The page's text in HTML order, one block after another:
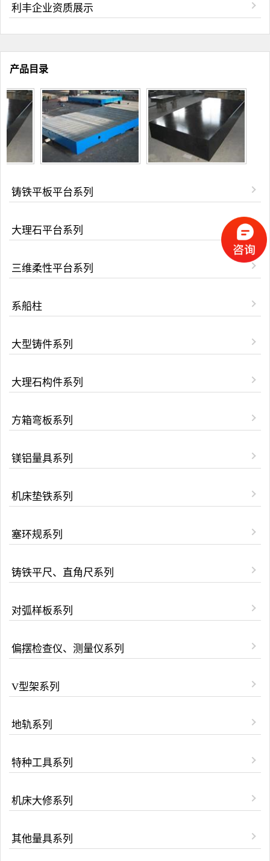
利丰企业资质展示
产品目录
铸铁平板平台系列
大理石平台系列
三维柔性平台系列
系船柱
大型铸件系列
大理石构件系列
方箱弯板系列
镁铝量具系列
机床垫铁系列
塞环规系列
铸铁平尺、直角尺系列
对弧样板系列
偏摆检查仪、测量仪系列
V型架系列
地轨系列
特种工具系列
机床大修系列
其他量具系列